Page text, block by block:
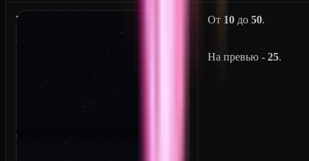
W
A
R
P
E
D
S
От 10 до50.
На превью -25.